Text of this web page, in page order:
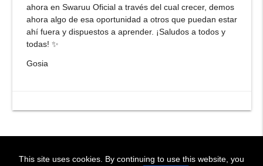
ahora en Swaruu Oficial a través del cual crecer, demos
ahora algo de esa oportunidad a otros que puedan estar
ahí fuera y dispuestos a aprender. ¡Saludos a todos y
todas! ✨
Gosia
This site uses cookies. By continuing to use this website, you
! BIENVENIDOS!~ WELCOME !